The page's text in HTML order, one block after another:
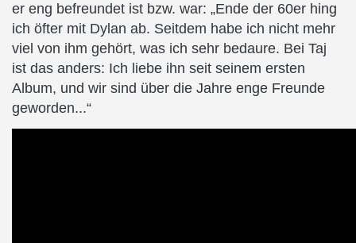
er eng befreundet ist bzw. war: „Ende der 60er hing
ich öfter mit Dylan ab. Seitdem habe ich nicht mehr
viel von ihm gehört, was ich sehr bedaure. Bei Taj
ist das anders: Ich liebe ihn seit seinem ersten
Album, und wir sind über die Jahre enge Freunde
geworden...“